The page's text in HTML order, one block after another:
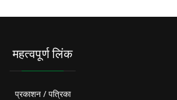
महत्वपूर्ण लिंक
प्रकाशन / पत्रिका